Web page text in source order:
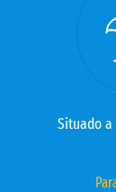
Situado